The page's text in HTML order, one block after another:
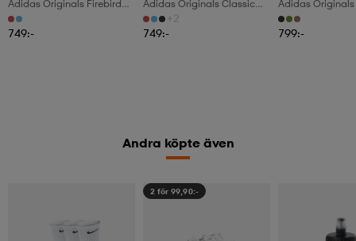
Adidas Originals Firebird
Träningsbyxor
749:-
Adidas Originals Classic
Träningsbyxor
+2
749:-
Adidas
Träningsbyxor
Passform
799:-
Andra köpte även
2 för 99,90:-